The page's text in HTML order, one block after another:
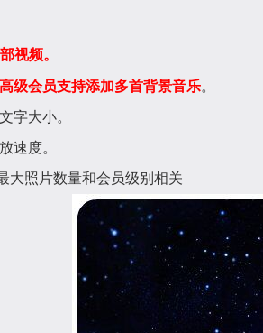
视频。
高级会员支持添加多首背景音乐。
字大小。
速度。
大照片数量和会员级别相关